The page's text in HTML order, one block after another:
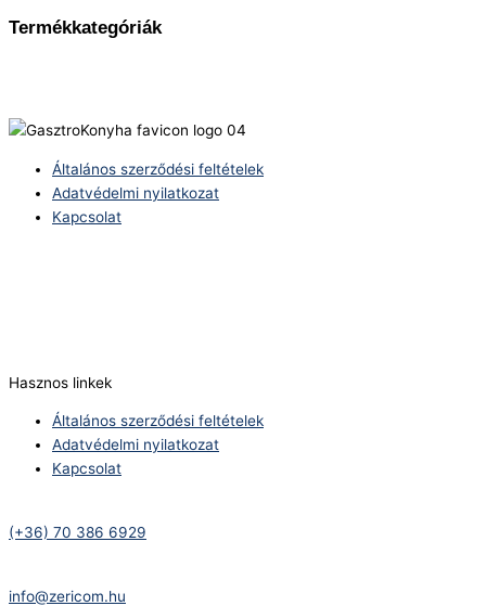
Termékkategóriák
Általános szerződési feltételek
Adatvédelmi nyilatkozat
Kapcsolat
Hasznos linkek
Általános szerződési feltételek
Adatvédelmi nyilatkozat
Kapcsolat
(+36) 70 386 6929
info@zericom.hu